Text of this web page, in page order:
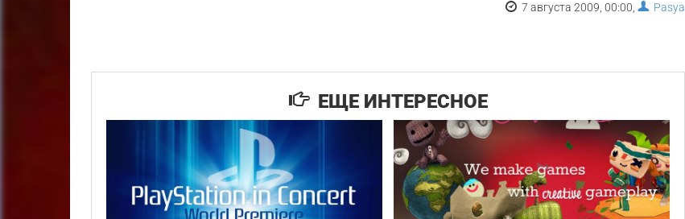
7 августа 2009, 00:00, Pasya
ЕЩЕ ИНТЕРЕСНОЕ